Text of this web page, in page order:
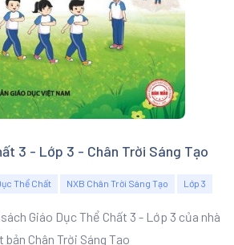
3 - Lớp 3 - Chân Trời Sáng Tạo
Thể Chất NXB Chân Trời Sáng Tạo Lớp 3
Giáo Dục Thể Chất 3 - Lớp 3 của nhà
bản Chân Trời Sáng Tạo